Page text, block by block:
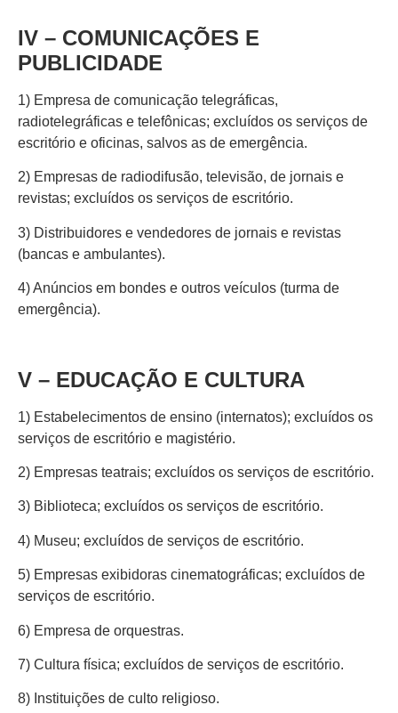
IV – COMUNICAÇÕES E
PUBLICIDADE
1) Empresa de comunicação telegráficas,
radiotelegráficas e telefônicas; excluídos os serviços de
escritório e oficinas, salvos as de emergência.
2) Empresas de radiodifusão, televisão, de jornais e
revistas; excluídos os serviços de escritório.
3) Distribuidores e vendedores de jornais e revistas
(bancas e ambulantes).
4) Anúncios em bondes e outros veículos (turma de
emergência).
V – EDUCAÇÃO E CULTURA
1) Estabelecimentos de ensino (internatos); excluídos os
serviços de escritório e magistério.
2) Empresas teatrais; excluídos os serviços de escritório.
3) Biblioteca; excluídos os serviços de escritório.
4) Museu; excluídos de serviços de escritório.
5) Empresas exibidoras cinematográficas; excluídos de
serviços de escritório.
6) Empresa de orquestras.
7) Cultura física; excluídos de serviços de escritório.
8) Instituições de culto religioso.